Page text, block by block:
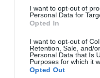
I want to opt-out of
Personal Data for
Opted In
I want to opt-out of
Retention, Sale, and/
Personal Data that Is
Purposes for which it
Opted Out
Que ahora sólo
quién podría haber
mejor. Pero, en el
de anticiparse a la
esta ya hacía tiempo